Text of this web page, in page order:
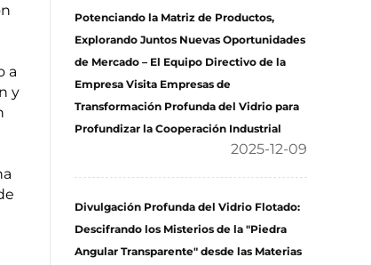
a
y
Potenciando la Matriz de Productos,
Explorando Juntos Nuevas Oportunidades
de Mercado – El Equipo Directivo de la
Empresa Visita Empresas de
Transformación Profunda del Vidrio para
Profundizar la Cooperación Industrial
2025-12-09
Divulgación Profunda del Vidrio Flotado:
Descifrando los Misterios de la "Piedra
Angular Transparente" desde las Materias